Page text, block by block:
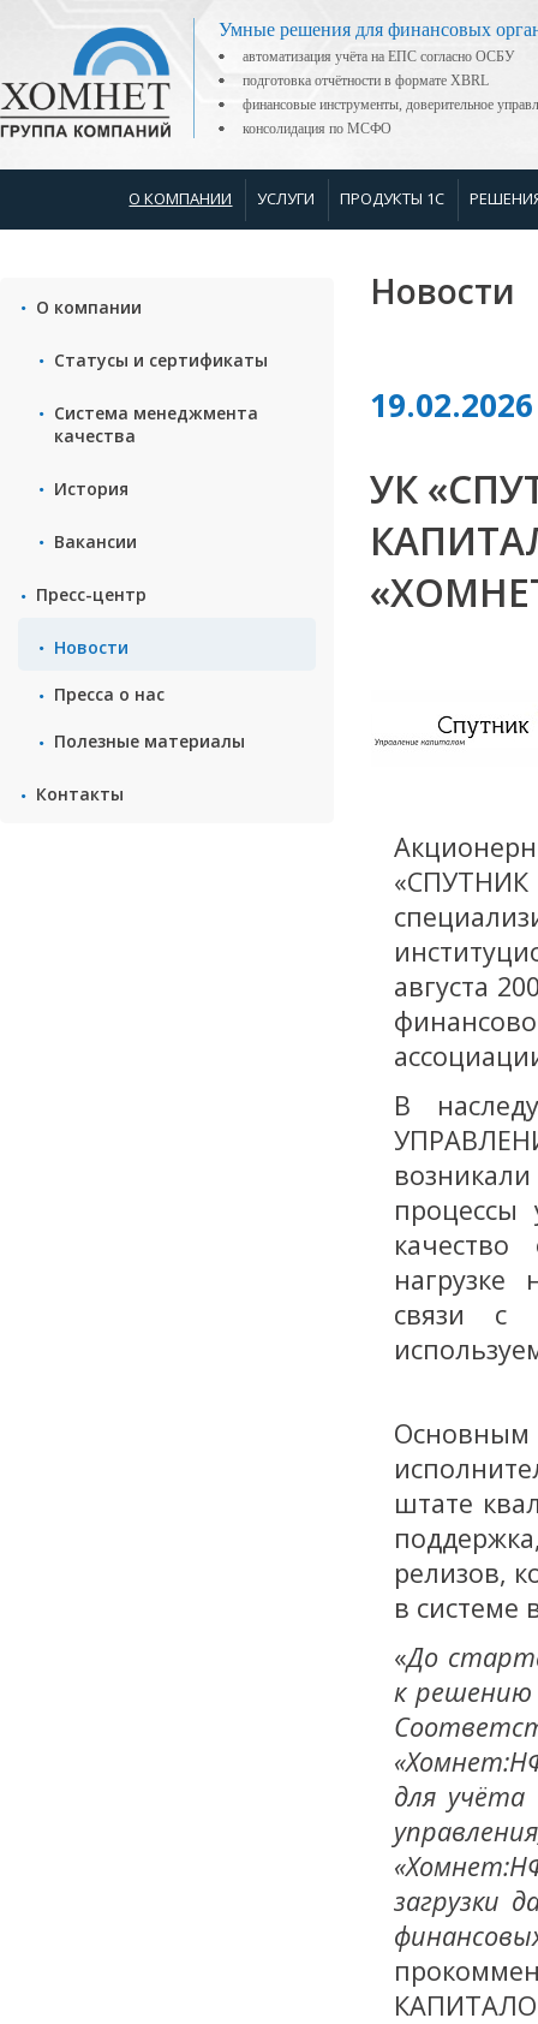
Умные решения для финансовых
автоматизация учёта на ЕПС согласно ОСБУ
подготовка отчётности в формате XBRL
финансовые инструменты, доверительное
консолидация по МСФО
О КОМПАНИИ УСЛУГИ ПРОДУКТЫ 1С
О компании
Статусы и сертификаты
Система менеджмента
качества
История
Вакансии
Пресс-центр
Новости
Пресса о нас
Полезные материалы
Контакты
Новости
19.02.2026
УК
августа
В
процессы
связи с
штате
релизов,
в системе
«До
к
для учёта
загрузки